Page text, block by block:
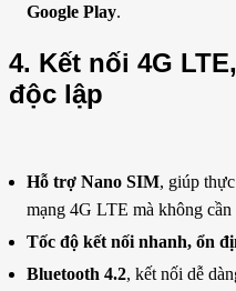
Google Play.
4. Kết nối 4G
độc lập
Hỗ trợ Nano SIM, giúp
mạng 4G LTE mà không cần
Tốc độ kết nối nhanh, ổn
Bluetooth 4.2, kết nối dễ